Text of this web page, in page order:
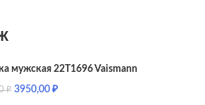
мужская 22T1696 Vaismann
₽ 3950,00₽